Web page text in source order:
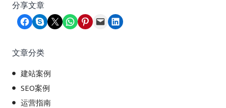
分享文章
Share on Facebook
Share on Skype
Share on X Share on WhatsApp
Share on Pinterest
Email this PageShare on LinkedIn
文章分类
建站案例
SEO案例
运营指南